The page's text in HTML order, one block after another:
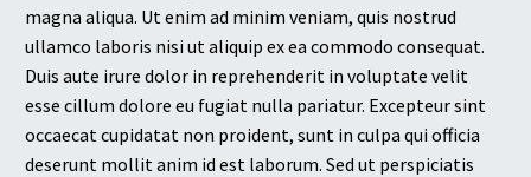
magna aliqua. Ut enim ad minim veniam, quis nostrud
ullamco laboris nisi ut aliquip ex ea commodo consequat.
Duis aute irure dolor in reprehenderit in voluptate velit
esse cillum dolore eu fugiat nulla pariatur. Excepteur sint
occaecat cupidatat non proident, sunt in culpa qui officia
deserunt mollit anim id est laborum. Sed ut perspiciatis